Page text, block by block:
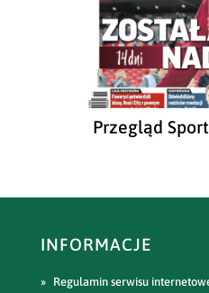
Przegląd
INFORMACJE
Regulamin serwisu